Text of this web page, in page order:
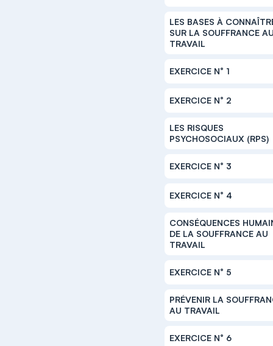
LES BASES À
SUR LA SOUFFRANCE
TRAVAIL
EXERCICE N° 1
EXERCICE N° 2
LES RISQUES
PSYCHOSOCIAUX (RPS)
EXERCICE N° 3
EXERCICE N° 4
CONSÉQUENCES
DE LA SOUFFRANCE AU
TRAVAIL
EXERCICE N° 5
PRÉVENIR LA
AU TRAVAIL
EXERCICE N° 6